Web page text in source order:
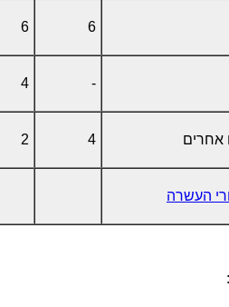
6
6
-
4
אחרים 4
2
העשרה